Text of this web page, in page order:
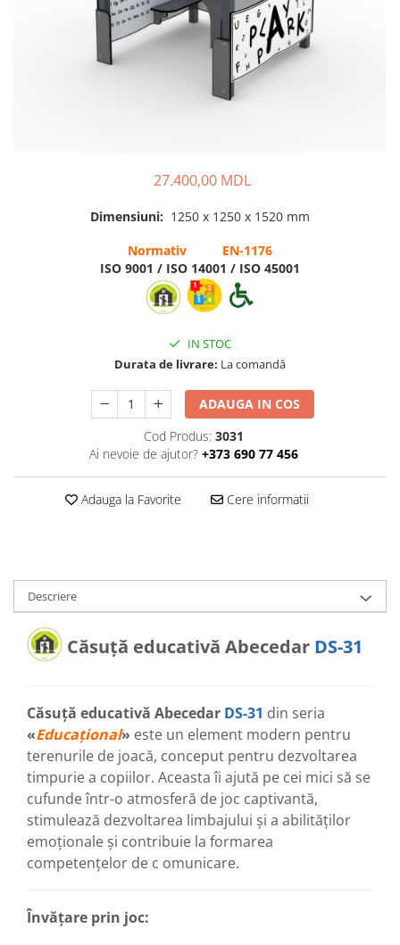
Pavilioane pentru grădinițe
27.400,00 MDL
Dimensiuni: 1250 x 1250 x 1520 mm
Normativ EN-1176
ISO 9001 / ISO 14001 / ISO 45001
IN STOC
Durata de livrare: La comandă
ADAUGA IN COS
Cod Produs: 3031
Ai nevoie de ajutor? +373 690 77 456
Adauga la Favorite Cere informatii
Descriere
Căsuță educativă Abecedar DS-31
Căsuță educativă Abecedar DS-31 din seria
«Educațional» este un element modern pentru
terenurile de joacă, conceput pentru dezvoltarea
timpurie a copiilor. Aceasta îi ajută pe cei mici să se
cufunde într-o atmosferă de joc captivantă,
stimulează dezvoltarea limbajului și a abilităților
emoționale și contribuie la formarea
competențelor de c omunicare.
Învățare prin joc: